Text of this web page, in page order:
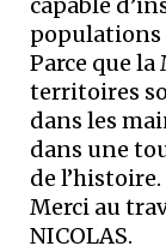
capable
populations
Parce que
territoires
dans les
dans une
de l’histoire.
Merci au
NICOLAS.